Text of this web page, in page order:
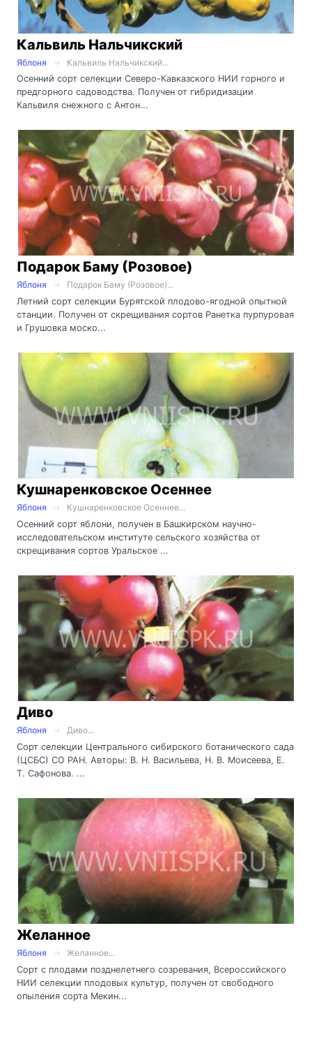
Кальвиль Нальчикский
Яблоня
Кальвиль Нальчикский...
Осенний сорт селекции Северо-Кавказского НИИ горного и
предгорного садоводства. Получен от гибридизации
Кальвиля снежного с Антон...
Подарок Баму (Розовое)
Яблоня
Подарок Баму (Розовое)...
Летний сорт селекции Бурятской плодово-ягодной опытной
станции. Получен от скрещивания сортов Ранетка пурпуровая
и Грушовка моско...
Кушнаренковское Осеннее
Яблоня
Кушнаренковское Осеннее...
Осенний сорт яблони, получен в Башкирском научно-
исследовательском институте сельского хозяйства от
скрещивания сортов Уральское ...
Диво
Яблоня
Диво...
Сорт селекции Центрального сибирского ботанического сада
(ЦСБС) СО РАН. Авторы: В. Н. Васильева, Н. В. Моисеева, Е.
Т. Сафонова. ...
Желанное
Яблоня
Желанное...
Сорт с плодами позднелетнего созревания, Всероссийского
НИИ селекции плодовых культур, получен от свободного
опыления сорта Мекин...